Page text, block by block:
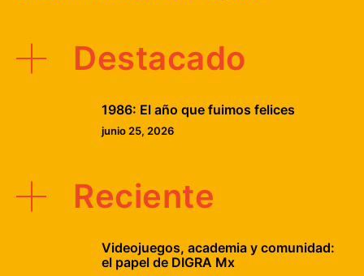
Destacado
1986: El año que fuimos felices
junio 25, 2026
Reciente
Videojuegos, academia y comunidad:
el papel de DIGRA Mx